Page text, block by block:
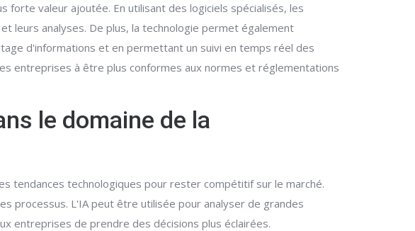
valeur ajoutée. En utilisant des logiciels spécialisés, les
leurs analyses. De plus, la technologie permet également
d'informations et en permettant un suivi en temps réel des
entreprises à être plus conformes aux normes et réglementations
le domaine de la
tendances technologiques pour rester compétitif sur le marché.
processus. L'IA peut être utilisée pour analyser de grandes
entreprises de prendre des décisions plus éclairées.